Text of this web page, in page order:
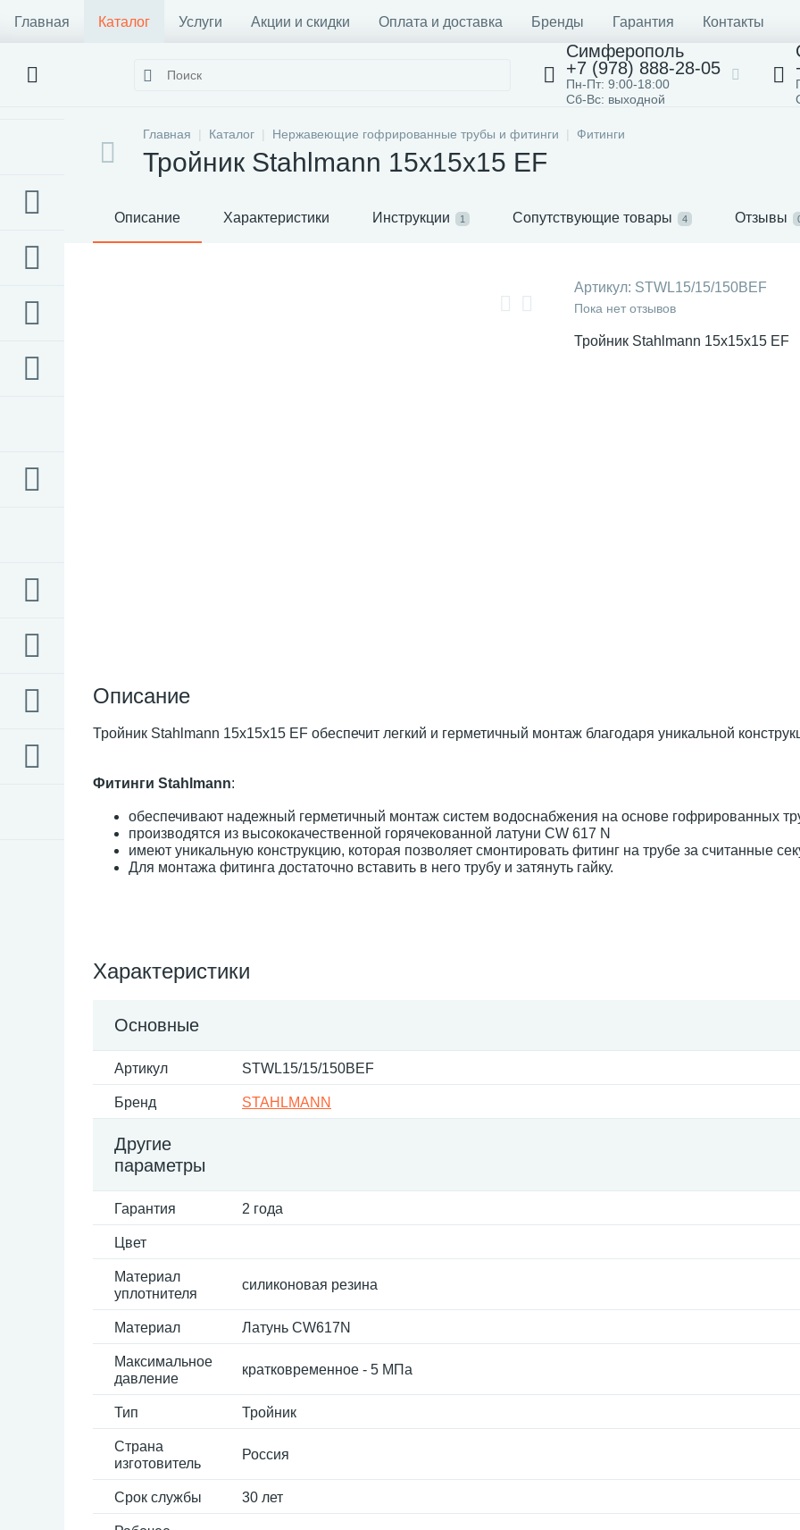
Главная Каталог Услуги Акции и скидки Оплата и доставка Бренды Гарантия Контакты
Симферополь
+7 (978) 888-28-05
Пн-Пт: 9:00-18:00
Сб-Вс: выходной
Главная Каталог Нержавеющие гофрированные трубы и фитинги Фитинги
Тройник Stahlmann 15х15х15 EF
Описание Характеристики Инструкции 1 Сопутствующие товары 4 Отзывы
Артикул: STWL15/15/150BEF
Пока нет отзывов
Тройник Stahlmann 15x15x15 EF
Описание
Тройник Stahlmann 15х15х15 EF обеспечит легкий и герметичный монтаж благодаря уникальной
Фитинги Stahlmann:
обеспечивают надежный герметичный монтаж систем водоснабжения на основе гофрированных
производятся из высококачественной горячекованной латуни CW 617 N
имеют уникальную конструкцию, которая позволяет смонтировать фитинг на трубе за считанные
Для монтажа фитинга достаточно вставить в него трубу и затянуть гайку.
Характеристики
Основные
Артикул STWL15/15/150BEF
Бренд STAHLMANN
Другие
параметры
Гарантия 2 года
Цвет
Материал
уплотнителя
силиконовая резина
Материал Латунь CW617N
Максимальное
давление
кратковременное - 5 МПа
Тип Тройник
Страна
изготовитель
Россия
Срок службы 30 лет